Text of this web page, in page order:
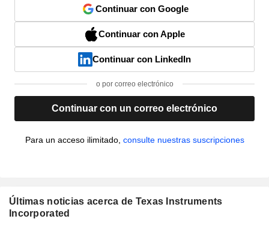
Continuar con Google
Continuar con Apple
Continuar con LinkedIn
o por correo electrónico
Continuar con un correo electrónico
Para un acceso ilimitado, consulte nuestras suscripciones
Últimas noticias acerca de Texas Instruments
Incorporated